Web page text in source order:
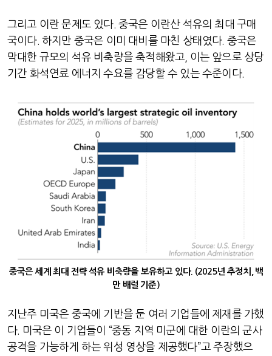
그리고 이란 문제도 있다.중국은 이란산 석유의 최대 구매
국이다. 하지만 중국은 이미 대비를 마친 상태였다. 중국은
막대한 규모의 석유 비축량을 축적해왔고 이는 앞으로 상당
기간 화석연료 에너지 수요를 감당할 수 있는 수준이다.
중국은 세계 최대 전략 석유 비축량을 보유하고 있다. (2025년 추정치, 백
만 배럴 기준)
지난주 미국은 중국에 기반을 둔 여러 기업들에 제재를 가했
다. 미국은 이 기업들이 “중동 지역 미군에 대한 이란의 군사
공격을 가능하게 하는 위성 영상을 제공했다”고 주장했으